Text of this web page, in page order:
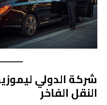
شركة الدولي
النقل الفاخر